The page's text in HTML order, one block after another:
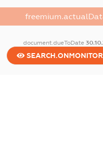
document.dueToDate